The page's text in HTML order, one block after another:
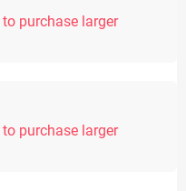
purchase larger
purchase larger